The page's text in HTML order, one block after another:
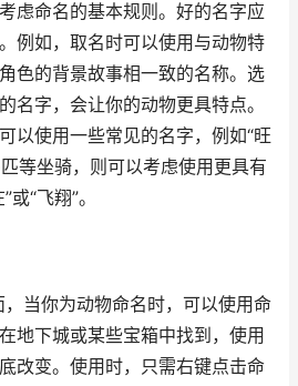
虑命名的基本规则。好的名字应
例如，取名时可以使用与动物特
色的背景故事相一致的名称。选
名字，会让你的动物更具特点。
以使用一些常见的名字，例如“旺
等坐骑，则可以考虑使用更具有
“飞翔”。
，当你为动物命名时，可以使用命
地下城或某些宝箱中找到，使用
改变。使用时，只需右键点击命